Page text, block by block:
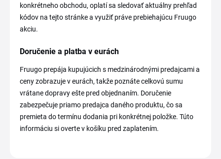
konkrétneho obchodu, oplatí sa sledovať aktuálny prehľad
kódov na tejto stránke a využiť práve prebiehajúcu Fruugo
akciu.
Doručenie a platba v eurách
Fruugo prepája kupujúcich s medzinárodnými predajcami a
ceny zobrazuje v eurách, takže poznáte celkovú sumu
vrátane dopravy ešte pred objednaním. Doručenie
zabezpečuje priamo predajca daného produktu, čo sa
premieta do termínu dodania pri konkrétnej položke. Túto
informáciu si overte v košíku pred zaplatením.